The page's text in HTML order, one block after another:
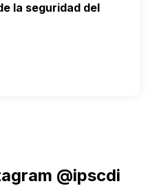
la seguridad del
@ipscdi